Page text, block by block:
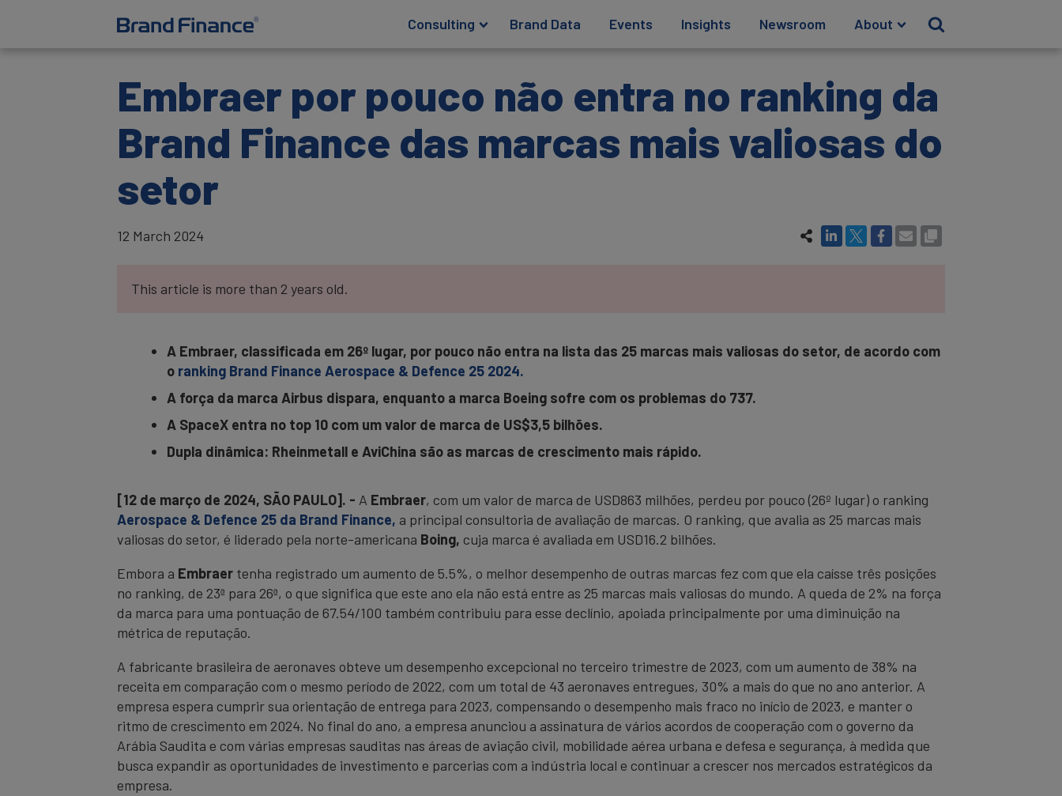
Consulting Brand Data Events Insights Newsroom About
Embraer por pouco não entra no ranking da
Brand Finance das marcas mais valiosas do
setor
12 March 2024
This article is more than 2 years old.
A Embraer, classificada em 26º lugar, por pouco não entra na lista das 25 marcas mais valiosas do setor, de acordo com
o ranking Brand Finance Aerospace & Defence 25 2024.
A força da marca Airbus dispara, enquanto a marca Boeing sofre com os problemas do 737.
A SpaceX entra no top 10 com um valor de marca de US$3,5 bilhões.
Dupla dinâmica: Rheinmetall e AviChina são as marcas de crescimento mais rápido.
[12 de março de 2024, SÃO PAULO]. - A Embraer, com um valor de marca de USD863 milhões, perdeu por pouco (26º lugar) o ranking
Aerospace & Defence 25 da Brand Finance, a principal consultoria de avaliação de marcas. O ranking, que avalia as 25 marcas mais
valiosas do setor, é liderado pela norte-americana Boing, cuja marca é avaliada em USD16.2 bilhões.
Embora a Embraer tenha registrado um aumento de 5.5%, o melhor desempenho de outras marcas fez com que ela caísse três posições
no ranking, de 23ª para 26ª, o que significa que este ano ela não está entre as 25 marcas mais valiosas do mundo. A queda de 2% na força
da marca para uma pontuação de 67.54/100 também contribuiu para esse declínio, apoiada principalmente por uma diminuição na
métrica de reputação.
A fabricante brasileira de aeronaves obteve um desempenho excepcional no terceiro trimestre de 2023, com um aumento de 38% na
receita em comparação com o mesmo período de 2022, com um total de 43 aeronaves entregues, 30% a mais do que no ano anterior. A
empresa espera cumprir sua orientação de entrega para 2023, compensando o desempenho mais fraco no início de 2023, e manter o
ritmo de crescimento em 2024. No final do ano, a empresa anunciou a assinatura de vários acordos de cooperação com o governo da
Arábia Saudita e com várias empresas sauditas nas áreas de aviação civil, mobilidade aérea urbana e defesa e segurança, à medida que
busca expandir as oportunidades de investimento e parcerias com a indústria local e continuar a crescer nos mercados estratégicos da
empresa.